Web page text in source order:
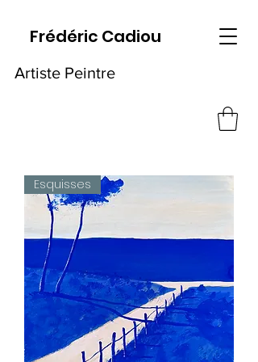
Frédéric Cadiou
Artiste Peintre
Esquisses